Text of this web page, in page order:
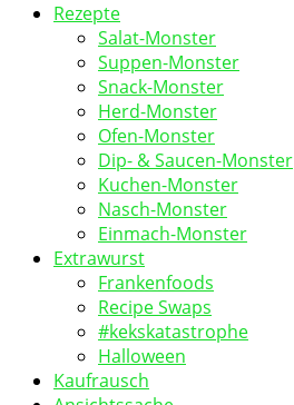
Rezepte
Salat-Monster
Suppen-Monster
Snack-Monster
Herd-Monster
Ofen-Monster
Dip- & Saucen-Monster
Kuchen-Monster
Nasch-Monster
Einmach-Monster
Extrawurst
Frankenfoods
Recipe Swaps
#kekskatastrophe
Halloween
Kaufrausch